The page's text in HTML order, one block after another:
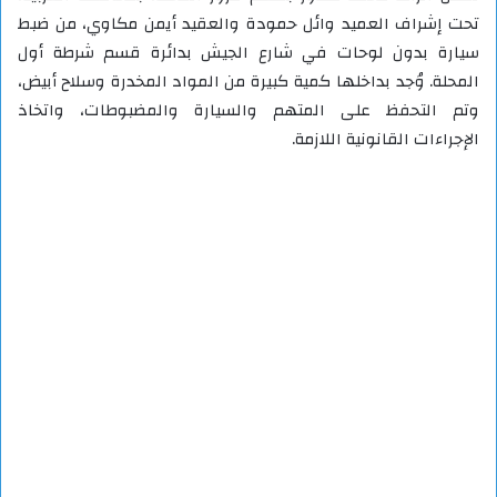
تحت إشراف العميد وائل حمودة والعقيد أيمن مكاوي، من ضبط
سيارة بدون لوحات في شارع الجيش بدائرة قسم شرطة أول
المحلة. وُجد بداخلها كمية كبيرة من المواد المخدرة وسلاح أبيض،
وتم التحفظ على المتهم والسيارة والمضبوطات، واتخاذ
الإجراءات القانونية اللازمة.